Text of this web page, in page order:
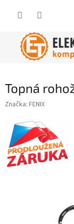
Topná
Značka: FENIX